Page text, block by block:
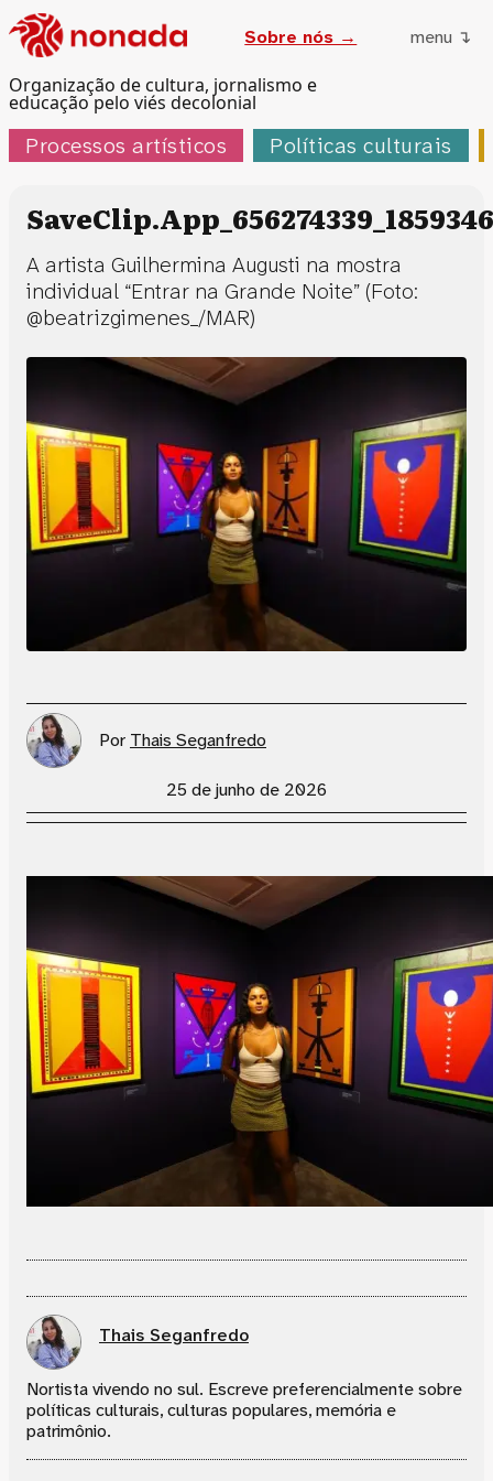
Organização de cultura, jornalismo e
educação pelo viés decolonial
Sobre nós → menu ↴
Processos artísticos Políticas culturais
A artista Guilhermina Augusti na mostra
individual “Entrar na Grande Noite” (Foto:
@beatrizgimenes_/MAR)
Por Thais Seganfredo
25 de junho de 2026
Thais Seganfredo
Nortista vivendo no sul. Escreve preferencialmente sobre
políticas culturais, culturas populares, memória e
patrimônio.